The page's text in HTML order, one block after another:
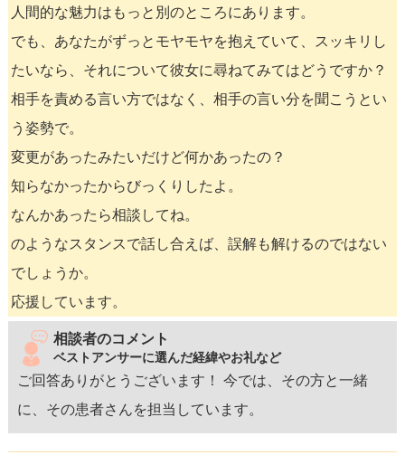
人間的な魅力はもっと別のところにあります。
でも、あなたがずっとモヤモヤを抱えていて、スッキリし
たいなら、それについて彼女に尋ねてみてはどうですか？
相手を責める言い方ではなく、相手の言い分を聞こうとい
う姿勢で。
変更があったみたいだけど何かあったの？
知らなかったからびっくりしたよ。
なんかあったら相談してね。
のようなスタンスで話し合えば、誤解も解けるのではない
でしょうか。
応援しています。
相談者のコメント
ベストアンサーに選んだ経緯やお礼など
ご回答ありがとうございます！ 今では、その方と一緒
に、その患者さんを担当しています。